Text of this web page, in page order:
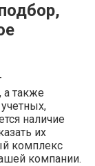
также
наличие
их
комплекс
компании.